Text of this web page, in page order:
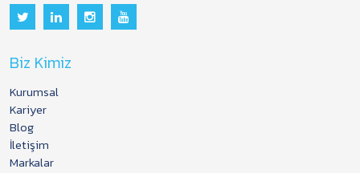
Biz Kimiz
Kurumsal
Kariyer
Blog
İletişim
Markalar